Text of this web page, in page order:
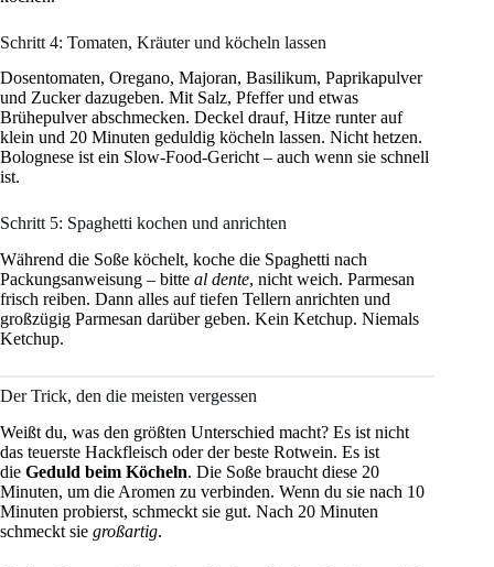
Schritt 4: Tomaten, Kräuter und köcheln lassen
Dosentomaten, Oregano, Majoran, Basilikum, Paprikapulver
und Zucker dazugeben. Mit Salz, Pfeffer und etwas
Brühepulver abschmecken. Deckel drauf, Hitze runter auf
klein und 20 Minuten geduldig köcheln lassen. Nicht hetzen.
Bolognese ist ein Slow-Food-Gericht – auch wenn sie schnell
ist.
Schritt 5: Spaghetti kochen und anrichten
Während die Soße köchelt, koche die Spaghetti nach
Packungsanweisung – bitte al dente, nicht weich. Parmesan
frisch reiben. Dann alles auf tiefen Tellern anrichten und
großzügig Parmesan darüber geben. Kein Ketchup. Niemals
Ketchup.
Der Trick, den die meisten vergessen
Weißt du, was den größten Unterschied macht? Es ist nicht
das teuerste Hackfleisch oder der beste Rotwein. Es ist
die Geduld beim Köcheln. Die Soße braucht diese 20
Minuten, um die Aromen zu verbinden. Wenn du sie nach 10
Minuten probierst, schmeckt sie gut. Nach 20 Minuten
schmeckt sie großartig.